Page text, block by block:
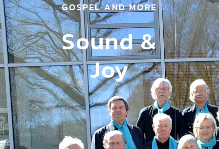
GOSPEL AND MORE
Sound &
Joy